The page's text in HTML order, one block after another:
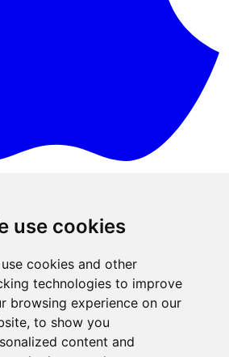
use cookies
use cookies and other
technologies to improve
browsing experience on our
to show you
content and